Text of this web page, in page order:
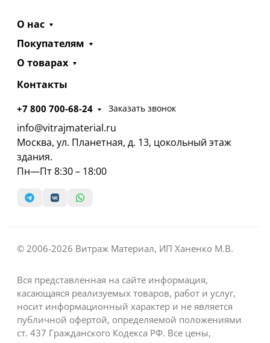
О нас
Покупателям
О товарах
Контакты
+7 800 700-68-24 Заказать звонок
info@vitrajmaterial.ru
Москва, ул. Планетная, д. 13, цокольный этаж
здания.
Пн—Пт 8:30 – 18:00
© 2006-2026 Витраж Материал, ИП Ханенко М.В.
Вся представленная на сайте информация,
касающаяся реализуемых товаров, работ и услуг,
носит информационный характер и не является
публичной офертой, определяемой положениями
ст. 437 Гражданского Кодекса РФ. Все цены,